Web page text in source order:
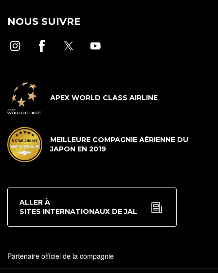
NOUS SUIVRE
APEX WORLD CLASS AIRLINE
MEILLEURE COMPAGNIE AÉRIENNE DU
JAPON EN 2019
ALLER À
SITES INTERNATIONAUX DE JAL
Partenaire officiel de la compagnie